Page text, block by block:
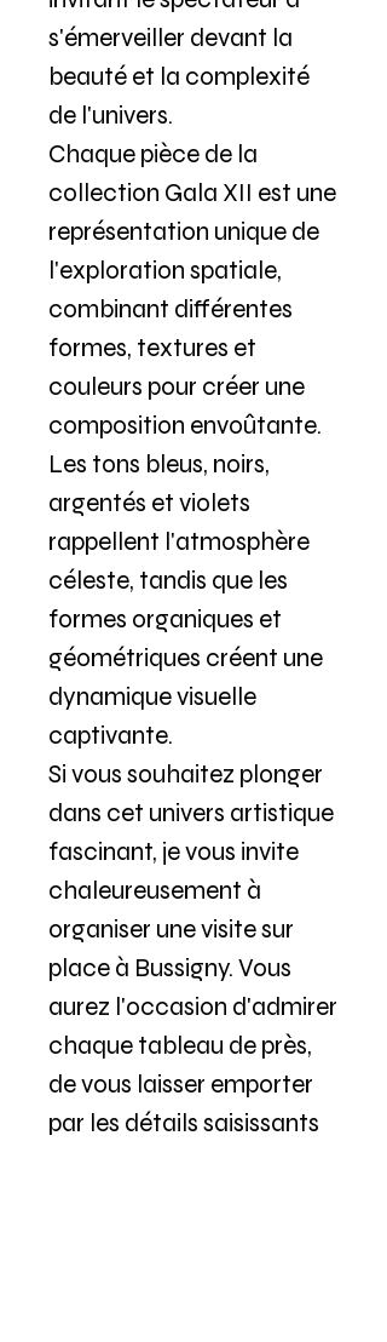
s'émerveiller devant la
beauté et la complexité
de l'univers.
Chaque pièce de la
collection Gala XII est une
représentation unique de
l'exploration spatiale,
combinant différentes
formes, textures et
couleurs pour créer une
composition envoûtante.
Les tons bleus, noirs,
argentés et violets
rappellent l'atmosphère
céleste, tandis que les
formes organiques et
géométriques créent une
dynamique visuelle
captivante.
Si vous souhaitez plonger
dans cet univers artistique
fascinant, je vous invite
chaleureusement à
organiser une visite sur
place à Bussigny. Vous
aurez l'occasion d'admirer
chaque tableau de près,
de vous laisser emporter
par les détails saisissants